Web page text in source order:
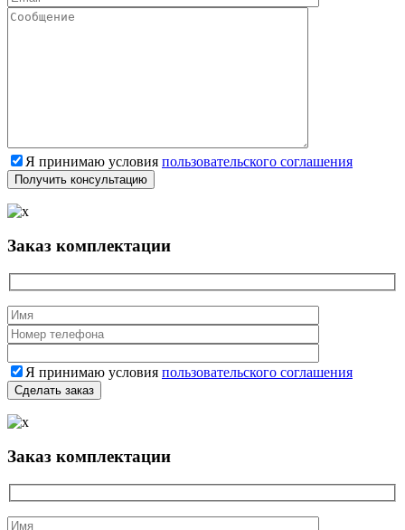
Я принимаю условия пользовательского соглашения
Заказ комплектации
Я принимаю условия пользовательского соглашения
Заказ комплектации